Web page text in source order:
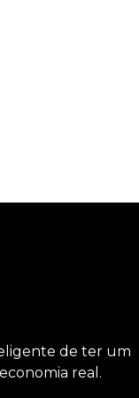
de ter um
real.